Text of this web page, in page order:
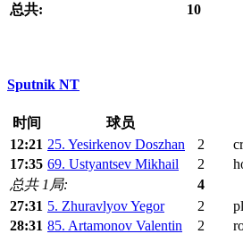
总共: 10
Sputnik NT
时间 球员
12:21 25. Yesirkenov Doszhan 2
17:35 69. Ustyantsev Mikhail 2
总共 1局:
4
27:31 5. Zhuravlyov Yegor 2
28:31 85. Artamonov Valentin 2